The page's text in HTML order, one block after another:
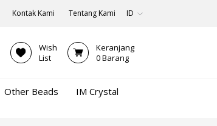
Kontak Kami Tentang Kami ID
Wish
List
Keranjang
0Barang
Other Beads
IM Crystal